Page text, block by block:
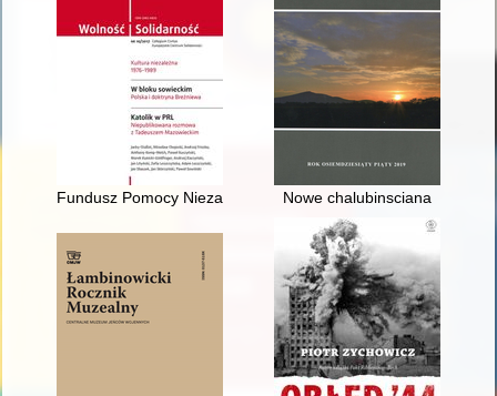
Fundusz Pomocy Niezależnej Literaturze i Nauce Polskiej -
Nowe chalubinsciana